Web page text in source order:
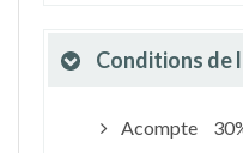
Conditions de
Acompte